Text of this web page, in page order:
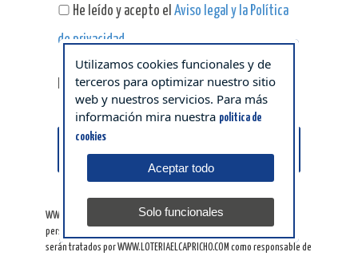
He leído y acepto elAviso legal y la Política
de privacidad.
Rellenar obligatoriamente (*)
CONTINUAR
WWW.LOTERIAELCAPRICHO.COM te informa que los datos de carácter
personal que nos proporciones rellenando el presente formulario
serán tratados por WWW.LOTERIAELCAPRICHO.COM como responsable de
Utilizamos cookies funcionales y de
terceros para optimizar nuestro sitio
web y nuestros servicios. Para más
información mira nuestra politica de
cookies
Aceptar todo
Solo funcionales